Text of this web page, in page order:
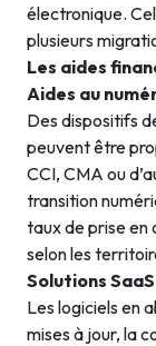
électronique.
plusieurs
Les aides
Aides au
Des dispositifs
peuvent être
CCI, CMA ou
transition
taux de prise en
selon les
Solutions
Les logiciels en
mises à jour, la